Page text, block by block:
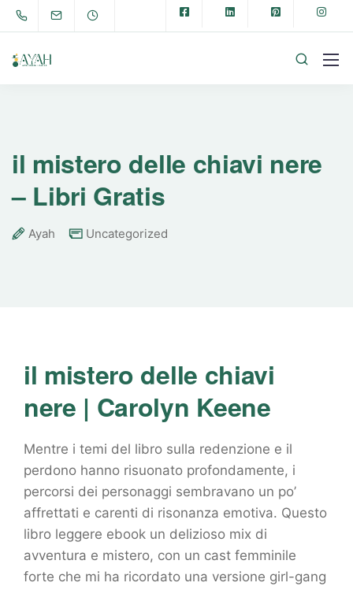
il mistero delle chiavi nere
– Libri Gratis
Ayah Uncategorized
il mistero delle chiavi
nere | Carolyn Keene
Mentre i temi del libro sulla redenzione e il
perdono hanno risuonato profondamente, i
percorsi dei personaggi sembravano un po’
affrettati e carenti di risonanza emotiva. Questo
libro leggere ebook un delizioso mix di
avventura e mistero, con un cast femminile
forte che mi ha ricordato una versione girl-gang